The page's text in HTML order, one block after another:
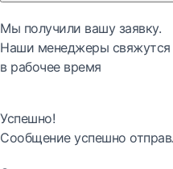
Мы получили вашу заявку.
Наши менеджеры свяжутся
в рабочее время
Успешно!
Сообщение успешно